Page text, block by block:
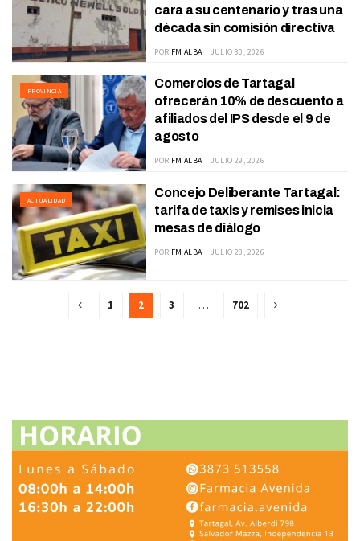
cara a su centenario y tras una
década sin comisión directiva
POR FM ALBA JULIO 30, 2026
PROVINCIA
Comercios de Tartagal
ofrecerán 10% de descuento a
afiliados del IPS desde el 9 de
agosto
POR FM ALBA JULIO 29, 2026
ACTUALIDAD
Concejo Deliberante Tartagal:
tarifa de taxis y remises inicia
mesas de diálogo
POR FM ALBA JULIO 28, 2026
1 2 3 … 702